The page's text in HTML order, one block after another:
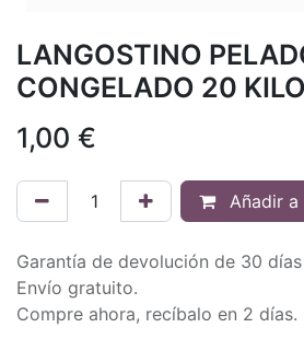
LANGOSTINO
CONGELADO 20
1,00 €
Añadir
Garantía de devolución de 30 días
Envío gratuito.
Compre ahora, recíbalo en 2 días.